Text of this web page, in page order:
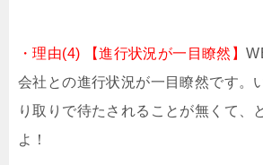
・理由(4) 【進行状況が一目瞭然】
会社との進行状況が一目瞭然です。
り取りで待たされることが無くて、
よ！